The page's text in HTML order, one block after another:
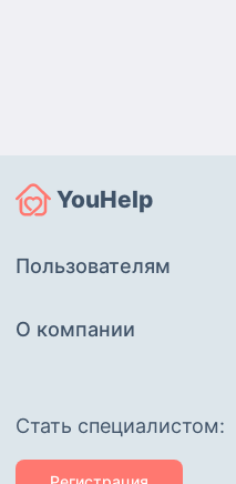
YouHelp
Пользователям
О компании
Cтать специалистом: